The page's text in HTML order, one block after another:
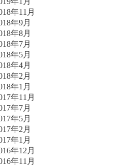
年11月
年9月
年8月
年7月
年5月
年4月
年2月
年1月
年11月
年7月
年5月
年2月
年1月
年12月
年11月